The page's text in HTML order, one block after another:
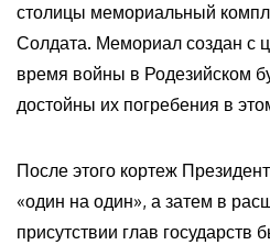
столицы мемориальный
Солдата. Мемориал создан с
время войны в Родезийском
достойны их погребения в
После этого кортеж
«один на один», а затем в
присутствии глав